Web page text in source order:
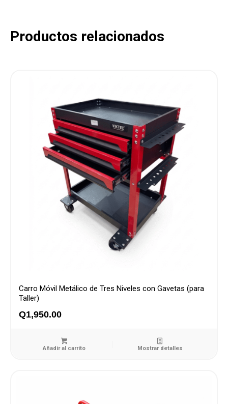
Productos relacionados
Carro Móvil Metálico de Tres Niveles con Gavetas (para
Taller)
Q1,950.00
Añadir al carrito Mostrar detalles